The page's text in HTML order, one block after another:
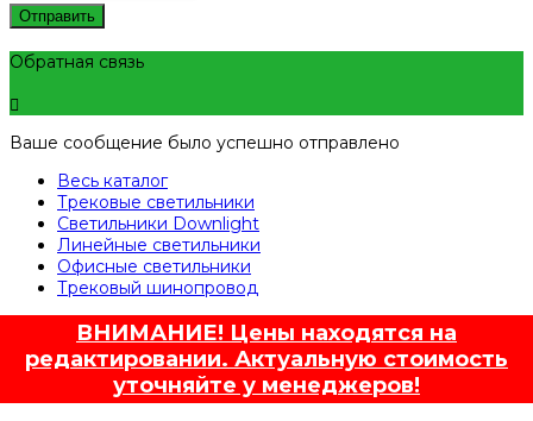
Отправить
Обратная связь
Ваше сообщение было успешно отправлено
Весь каталог
Трековые светильники
Светильники Downlight
Линейные светильники
Офисные светильники
Трековый шинопровод
ВНИМАНИЕ! Цены находятся на
редактировании. Актуальную стоимость
уточняйте у менеджеров!